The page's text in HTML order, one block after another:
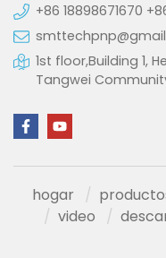
+86 18898671670
1st floor,Building 1,
Tangwei
hogar
video